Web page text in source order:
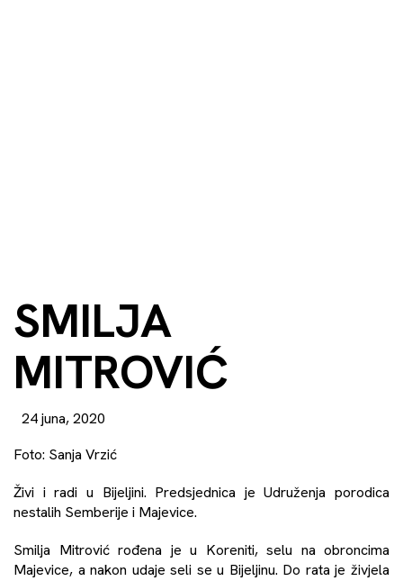
SMILJA
MITROVIĆ
24 juna, 2020
Foto: Sanja Vrzić
Živi i radi u Bijeljini. Predsjednica je Udruženja porodica
nestalih Semberije i Majevice.
Smilja Mitrović rođena je u Koreniti, selu na obroncima
Majevice, a nakon udaje seli se u Bijeljinu. Do rata je živjela